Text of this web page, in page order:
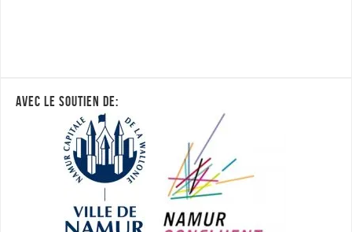
AVEC LE SOUTIEN DE: